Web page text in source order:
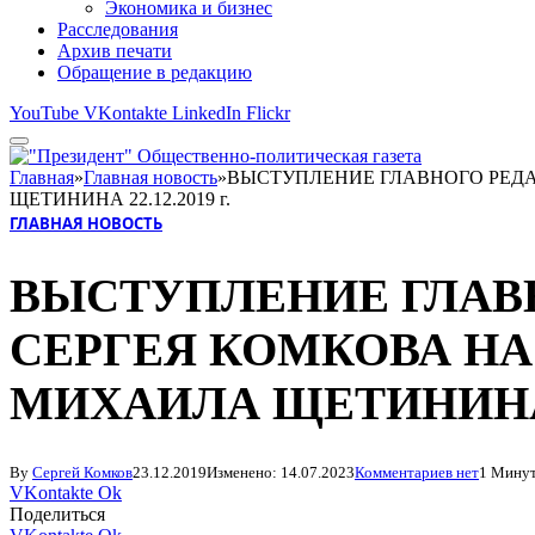
Экономика и бизнес
Расследования
Архив печати
Обращение в редакцию
YouTube VKontakte LinkedIn Flickr
Главная»Главная новость»ВЫСТУПЛЕНИЕ ГЛАВНОГО
ЩЕТИНИНА 22.12.2019 г.
ГЛАВНАЯ НОВОСТЬ
ВЫСТУПЛЕНИЕ
СЕРГЕЯ КОМКОВА
МИХАИЛА ЩЕТИНИНА
By Сергей Комков23.12.2019Изменено: 14.07.2023Комментариев нет1
VKontakte Ok
Поделиться